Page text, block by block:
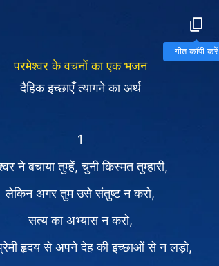
गीत कॉपी करें
परमेश्वर के वचनों का एक भजन
दैहिक इच्छाएँ त्यागने का अर्थ
1
ने बचाया तुम्हें, चुनी किस्मत तुम्हारी,
लेकिन अगर तुम उसे संतुष्ट न करो,
सत्य का अभ्यास न करो,
हृदय से अपने देह की इच्छाओं से न लड़ो,